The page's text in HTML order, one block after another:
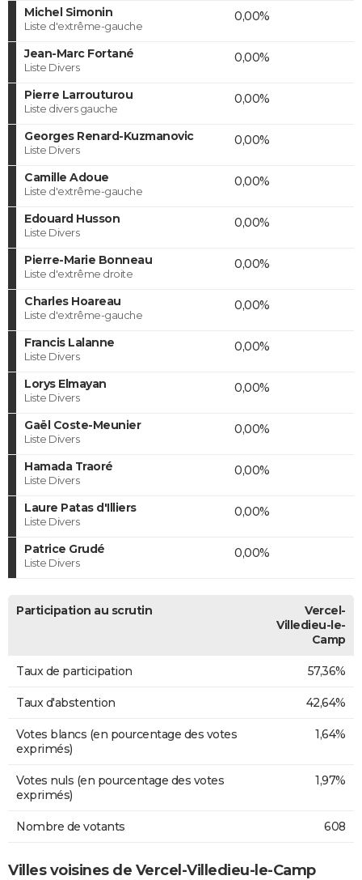
Michel Simonin
Liste d'extrême-gauche
0,00%
Jean-Marc Fortané
Liste Divers
0,00%
Pierre Larrouturou
Liste divers gauche
0,00%
Georges Renard-Kuzmanovic
Liste Divers
0,00%
Camille Adoue
Liste d'extrême-gauche
0,00%
Edouard Husson
Liste Divers
0,00%
Pierre-Marie Bonneau
Liste d'extrême droite
0,00%
Charles Hoareau
Liste d'extrême-gauche
0,00%
Francis Lalanne
Liste Divers
0,00%
Lorys Elmayan
Liste Divers
0,00%
Gaël Coste-Meunier
Liste Divers
0,00%
Hamada Traoré
Liste Divers
0,00%
Laure Patas d'Illiers
Liste Divers
0,00%
Patrice Grudé
Liste Divers
0,00%
Participation au scrutin
Vercel-
Villedieu-le-
Camp
Taux de participation 57,36%
Taux d'abstention 42,64%
Votes blancs (en pourcentage des votes
exprimés)
1,64%
Votes nuls (en pourcentage des votes
exprimés)
1,97%
Nombre de votants 608
Villes voisines de Vercel-Villedieu-le-Camp